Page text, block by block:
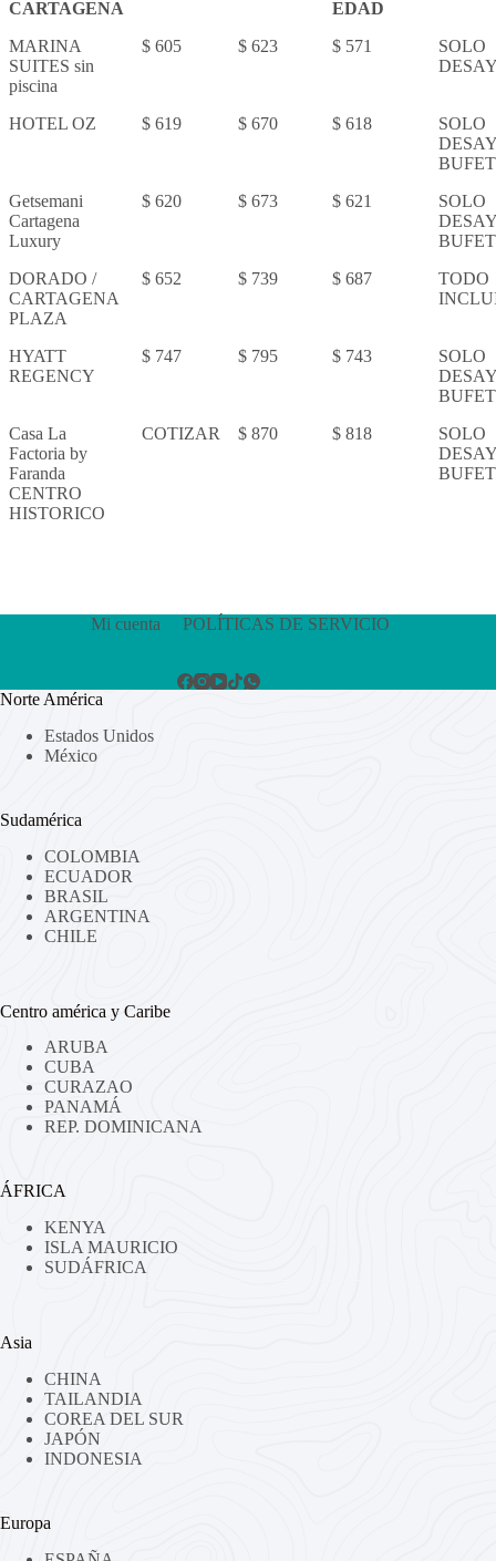
CARTAGENA
EDAD
MARINA
SUITES sin
piscina
$ 605 $ 623 $ 571
SOLO
HOTEL OZ $ 619 $ 670 $ 618
SOLO
BUFET
Getsemani
Cartagena
Luxury
$ 620 $ 673 $ 621
SOLO
BUFET
DORADO /
CARTAGENA
PLAZA
$ 652 $ 739 $ 687
TODO
HYATT
REGENCY
$ 747 $ 795 $ 743
SOLO
BUFET
Casa La
Factoria by
Faranda
CENTRO
HISTORICO
COTIZAR $ 870 $ 818
SOLO
BUFET
Mi cuenta POLÍTICAS DE SERVICIO
Norte América
Estados Unidos
México
Sudamérica
COLOMBIA
ECUADOR
BRASIL
ARGENTINA
CHILE
Centro américa y Caribe
ARUBA
CUBA
CURAZAO
PANAMÁ
REP. DOMINICANA
ÁFRICA
KENYA
ISLA MAURICIO
SUDÁFRICA
Asia
CHINA
TAILANDIA
COREA DEL SUR
JAPÓN
INDONESIA
Europa